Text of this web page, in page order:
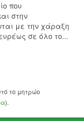
που
στην
με την χάραξη
σε όλο το...
το μητρώο
).